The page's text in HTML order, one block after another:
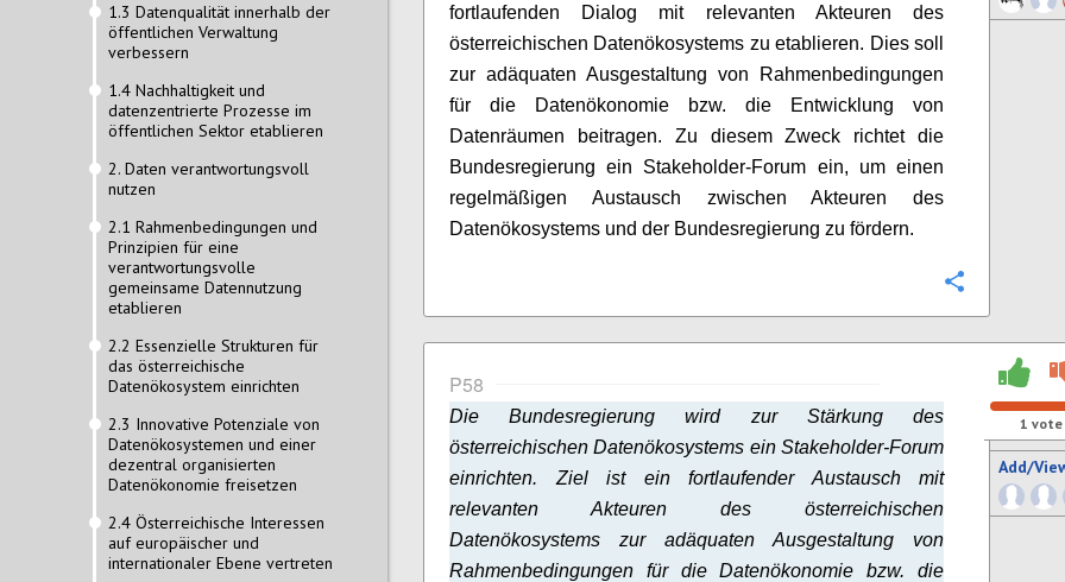
1.3 Datenqualität innerhalb der
öffentlichen Verwaltung
verbessern
1.4 Nachhaltigkeit und
datenzentrierte Prozesse im
öffentlichen Sektor etablieren
2. Daten verantwortungsvoll
nutzen
2.1 Rahmenbedingungen und
Prinzipien für eine
verantwortungsvolle
gemeinsame Datennutzung
etablieren
2.2 Essenzielle Strukturen für
das österreichische
Datenökosystem einrichten
2.3 Innovative Potenziale von
Datenökosystemen und einer
dezentral organisierten
Datenökonomie freisetzen
2.4 Österreichische Interessen
auf europäischer und
internationaler Ebene vertreten
fortlaufenden Dialog mit relevanten Akteuren des
österreichischen Datenökosystems zu etablieren. Dies soll
zur adäquaten Ausgestaltung von Rahmenbedingungen
für die Datenökonomie bzw. die Entwicklung von
Datenräumen beitragen. Zu diesem Zweck richtet die
Bundesregierung ein Stakeholder-Forum ein, um einen
regelmäßigen Austausch zwischen Akteuren des
Datenökosystems und der Bundesregierung zu fördern.
P58
Die Bundesregierung wird zur Stärkung des
österreichischen Datenökosystems ein Stakeholder-Forum
einrichten. Ziel ist ein fortlaufender Austausch mit
relevanten Akteuren des österreichischen
Datenökosystems zur adäquaten Ausgestaltung von
Rahmenbedingungen für die Datenökonomie bzw. die
1 vote
Add/